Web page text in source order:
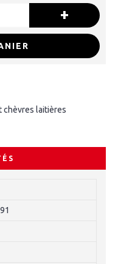
+
chèvres laitières